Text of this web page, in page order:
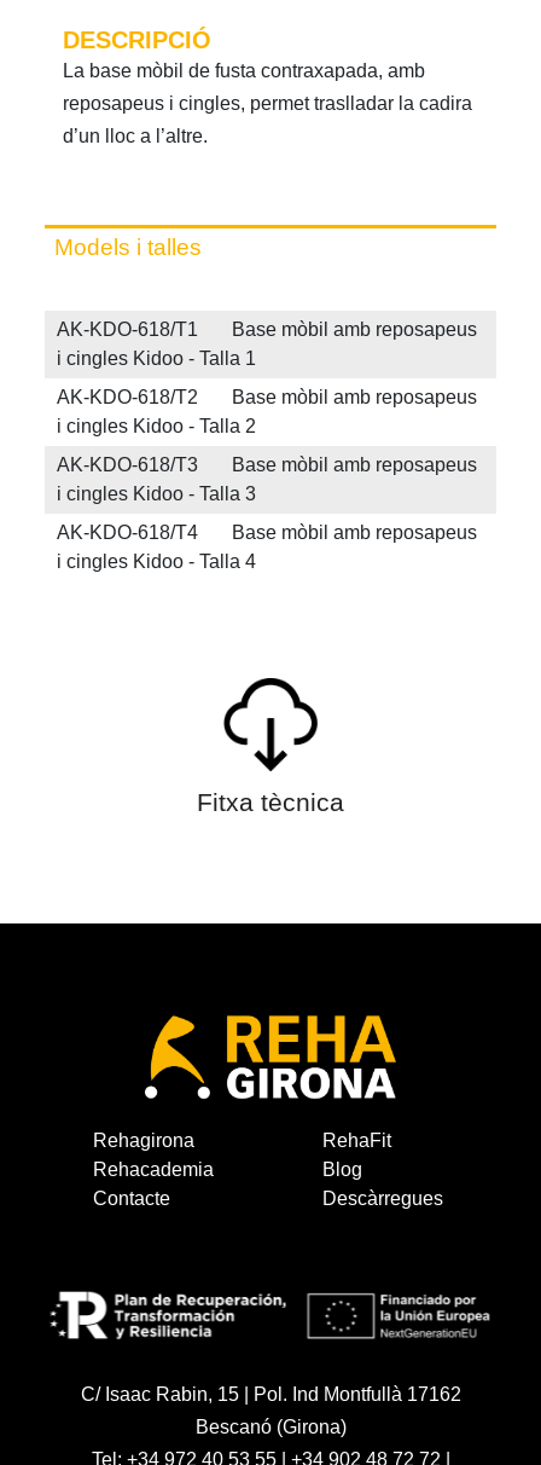
DESCRIPCIÓ
La base mòbil de fusta contraxapada, amb
reposapeus i cingles, permet traslladar la cadira
d’un lloc a l’altre.
Models i talles
AK-KDO-618/T1 Base mòbil amb reposapeus
i cingles Kidoo - Talla 1
AK-KDO-618/T2 Base mòbil amb reposapeus
i cingles Kidoo - Talla 2
AK-KDO-618/T3 Base mòbil amb reposapeus
i cingles Kidoo - Talla 3
AK-KDO-618/T4 Base mòbil amb reposapeus
i cingles Kidoo - Talla 4
Fitxa tècnica
Rehagirona
RehaFit
Rehacademia
Blog
Contacte
Descàrregues
C/ Isaac Rabin, 15 | Pol. Ind Montfullà 17162
Bescanó (Girona)
Tel: +34 972 40 53 55| +34 902 48 72 72